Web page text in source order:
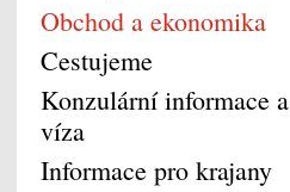
Obchod a ekonomika
Cestujeme
Konzulární informace a
víza
Informace pro krajany